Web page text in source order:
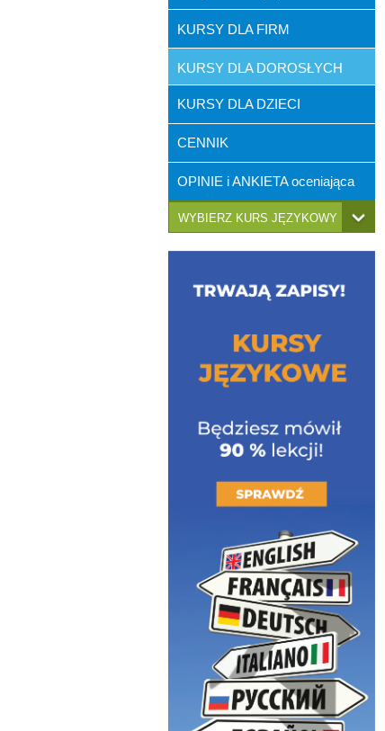
KURSY DLA FIRM
KURSY DLA DOROSŁYCH
KURSY DLA DZIECI
CENNIK
OPINIE i ANKIETA oceniająca
WYBIERZ KURS JĘZYKOWY